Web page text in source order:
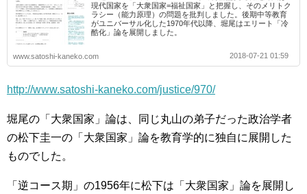
現代国家を「大衆国家=福祉国家」と把握し、そのメリトク
ラシー（能力原理）の問題を批判しました。後期中等教育
がユニバーサル化した1970年代以降、堀尾はエリート「冷
酷化」論を展開しました。
www.satoshi-kaneko.com 2018-07-21 01:59
http://www.satoshi-kaneko.com/justice/970/
堀尾の「大衆国家」論は、同じ丸山の弟子だった政治学者
の松下圭一の「大衆国家」論を教育学的に独自に展開した
ものでした。
「逆コース期」の1956年に松下は「大衆国家」論を展開し